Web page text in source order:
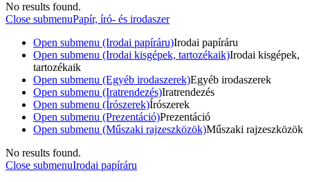
No results found.
Close submenuPapír, író- és irodaszer
Open submenu (Irodai papíráru)Irodai papíráru
Open submenu (Irodai kisgépek, tartozékaik)Irodai kisgépek,
tartozékaik
Open submenu (Egyéb irodaszerek)Egyéb irodaszerek
Open submenu (Iratrendezés)Iratrendezés
Open submenu (Írószerek)Írószerek
Open submenu (Prezentáció)Prezentáció
Open submenu (Műszaki rajzeszközök)Műszaki rajzeszközök
No results found.
Close submenuIrodai papíráru